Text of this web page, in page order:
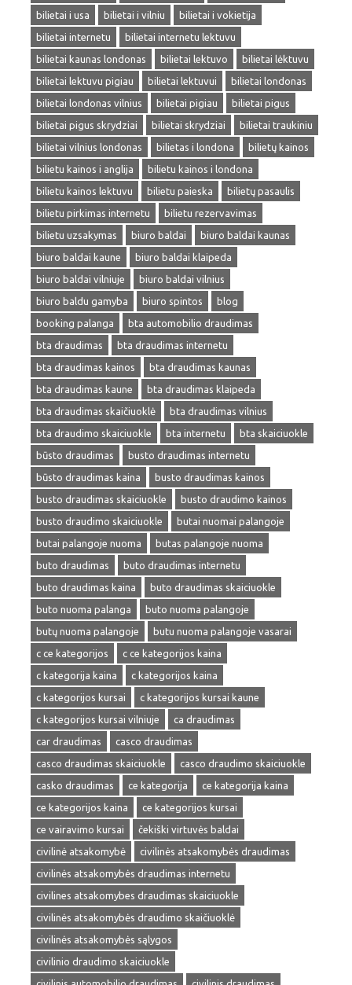
bilietai i usa
bilietai i vilniu
bilietai i vokietija
bilietai internetu
bilietai internetu lektuvu
bilietai kaunas londonas
bilietai lektuvo
bilietai lėktuvu
bilietai lektuvu pigiau
bilietai lektuvui
bilietai londonas
bilietai londonas vilnius
bilietai pigiau
bilietai pigus
bilietai pigus skrydziai
bilietai skrydziai
bilietai traukiniu
bilietai vilnius londonas
bilietas i londona
bilietų kainos
bilietu kainos i anglija
bilietu kainos i londona
bilietu kainos lektuvu
bilietu paieska
bilietų pasaulis
bilietu pirkimas internetu
bilietu rezervavimas
bilietu uzsakymas
biuro baldai
biuro baldai kaunas
biuro baldai kaune
biuro baldai klaipeda
biuro baldai vilniuje
biuro baldai vilnius
biuro baldu gamyba
biuro spintos
blog
booking palanga
bta automobilio draudimas
bta draudimas
bta draudimas internetu
bta draudimas kainos
bta draudimas kaunas
bta draudimas kaune
bta draudimas klaipeda
bta draudimas skaičiuoklė
bta draudimas vilnius
bta draudimo skaiciuokle
bta internetu
bta skaiciuokle
būsto draudimas
busto draudimas internetu
būsto draudimas kaina
busto draudimas kainos
busto draudimas skaiciuokle
busto draudimo kainos
busto draudimo skaiciuokle
butai nuomai palangoje
butai palangoje nuoma
butas palangoje nuoma
buto draudimas
buto draudimas internetu
buto draudimas kaina
buto draudimas skaiciuokle
buto nuoma palanga
buto nuoma palangoje
butų nuoma palangoje
butu nuoma palangoje vasarai
c ce kategorijos
c ce kategorijos kaina
c kategorija kaina
c kategorijos kaina
c kategorijos kursai
c kategorijos kursai kaune
c kategorijos kursai vilniuje
ca draudimas
car draudimas
casco draudimas
casco draudimas skaiciuokle
casco draudimo skaiciuokle
casko draudimas
ce kategorija
ce kategorija kaina
ce kategorijos kaina
ce kategorijos kursai
ce vairavimo kursai
čekiški virtuvės baldai
civilinė atsakomybė
civilinės atsakomybės draudimas
civilinės atsakomybės draudimas internetu
civilines atsakomybes draudimas skaiciuokle
civilinės atsakomybės draudimo skaičiuoklė
civilinės atsakomybės sąlygos
civilinio draudimo skaiciuokle